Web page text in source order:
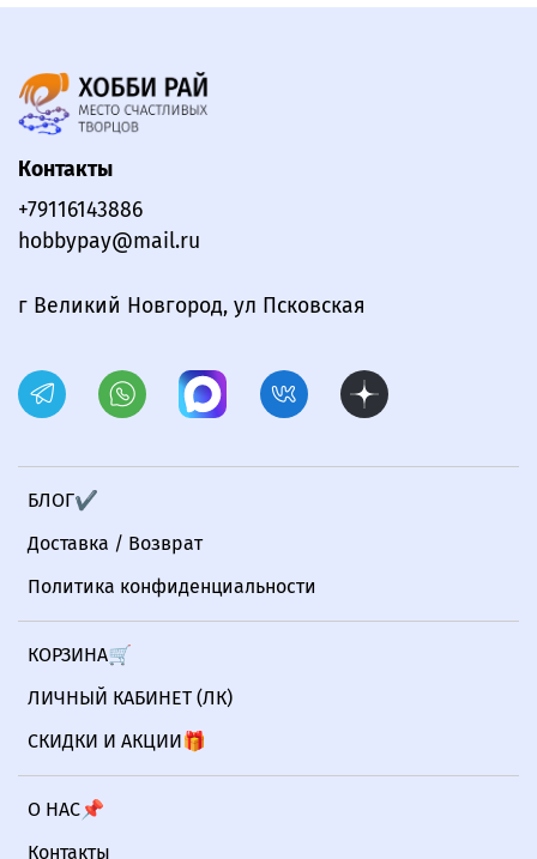
БЛОГ✔
Доставка / Возврат
Политика конфиденциальности
КОРЗИНА🛒
ЛИЧНЫЙ КАБИНЕТ (ЛК)
СКИДКИ И АКЦИИ🎁
О НАС📌
Контакты
Контакты
+79116143886
hobbypay@mail.ru
г Великий Новгород, ул Псковская